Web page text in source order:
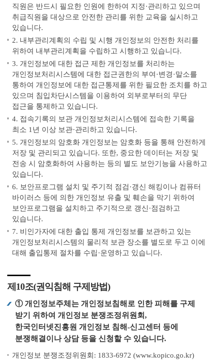
직원은 반드시 필요한 인원에 한하여 지정·관리하고 있으며
취급직원을 대상으로 안전한 관리를 위한 교육을 실시하고
있습니다.
2. 내부관리계획의 수립 및 시행 개인정보의 안전한 처리를
위하여 내부관리계획을 수립하고 시행하고 있습니다.
3. 개인정보에 대한 접근 제한 개인정보를 처리하는
개인정보처리시스템에 대한 접근권한의 부여·변경·말소를
통하여 개인정보에 대한 접근통제를 위한 필요한 조치를 하고
있으며 침입차단시스템을 이용하여 외부로부터의 무단
접근을 통제하고 있습니다.
4. 접속기록의 보관 개인정보처리시스템에 접속한 기록을
최소 1년 이상 보관·관리하고 있습니다.
5. 개인정보의 암호화 개인정보는 암호화 등을 통해 안전하게
저장 및 관리되고 있습니다. 또한, 중요한 데이터는 저장 및
전송 시 암호화하여 사용하는 등의 별도 보안기능을 사용하고
있습니다.
6. 보안프로그램 설치 및 주기적 점검·갱신 해킹이나 컴퓨터
바이러스 등에 의한 개인정보 유출 및 훼손을 막기 위하여
보안프로그램을 설치하고 주기적으로 갱신·점검하고
있습니다.
7. 비인가자에 대한 출입 통제 개인정보를 보관하고 있는
개인정보처리시스템의 물리적 보관 장소를 별도로 두고 이에
대해 출입통제 절차를 수립·운영하고 있습니다.
제10조(권익침해 구제방법)
① 개인정보주체는 개인정보침해로 인한 피해를 구제
받기 위하여 개인정보 분쟁조정위원회,
한국인터넷진흥원 개인정보 침해-신고센터 등에
분쟁해결이나 상담 등을 신청할 수 있습니다.
개인정보 분쟁조정위원회: 1833-6972 (www.kopico.go.kr)